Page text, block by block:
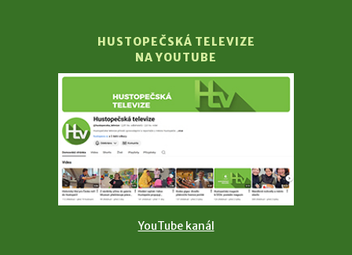
HUSTOPEČSKÁ TELEVIZE
NA YOUTUBE
YouTube kanál